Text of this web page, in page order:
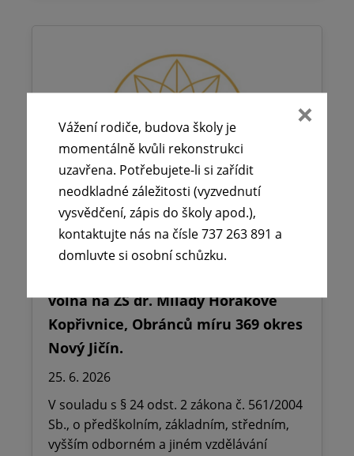
volna na ZŠ dr. Milady Horákové
Kopřivnice, Obránců míru 369 okres
Nový Jičín.
25. 6. 2026
V souladu s § 24 odst. 2 zákona č. 561/2004
Sb., o předškolním, základním, středním,
vyšším odborném a jiném vzdělávání
Vážení rodiče, budova školy je
momentálně kvůli rekonstrukci
uzavřena. Potřebujete-li si zařídit
neodkladné záležitosti (vyzvednutí
vysvědčení, zápis do školy apod.),
kontaktujte nás na čísle 737 263 891 a
domluvte si osobní schůzku.